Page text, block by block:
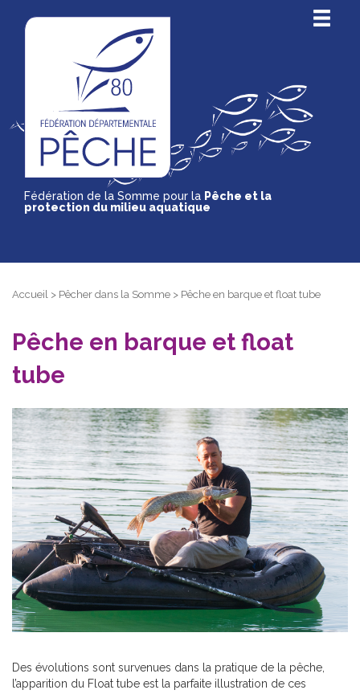
Fédération de la Somme pour la Pêche et la
protection du milieu aquatique
Accueil > Pêcher dans la Somme > Pêche en barque et float tube
Pêche en barque et float
tube
Des évolutions sont survenues dans la pratique de la pêche,
l’apparition du Float tube est la parfaite illustration de ces